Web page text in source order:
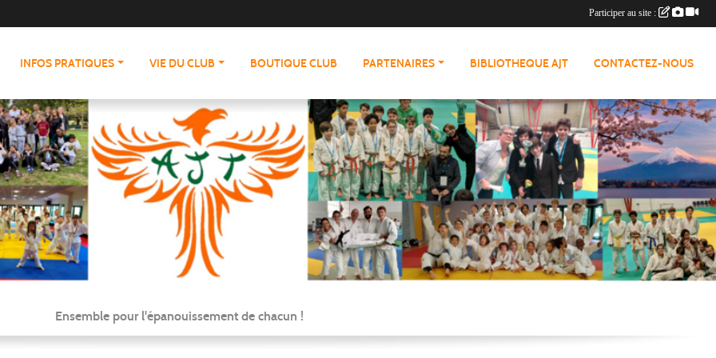
INFOS PRATIQUES VIE DU CLUB BOUTIQUE CLUB PARTENAIRES BIBLIOTHEQUE AJT CONTACTEZ-NOUS
Ensemble pour l'épanouissement de chacun !
Participer au site :